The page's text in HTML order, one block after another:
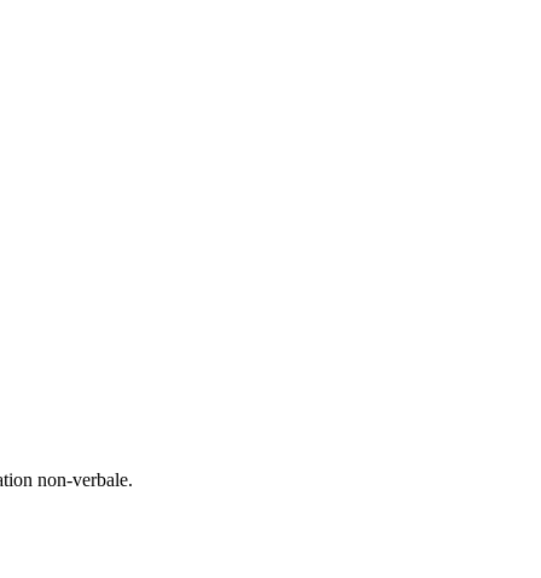
non-verbale.